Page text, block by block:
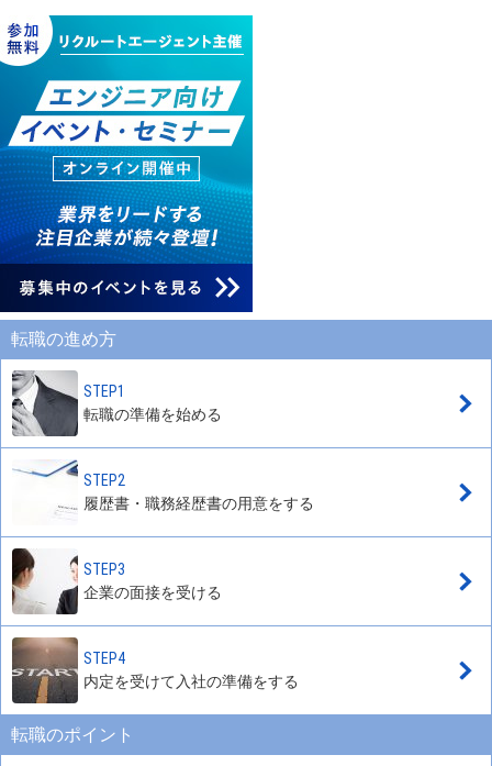
転職の進め方
STEP1
転職の準備を始める
STEP2
履歴書・職務経歴書の用意をする
STEP3
企業の面接を受ける
STEP4
内定を受けて入社の準備をする
転職のポイント